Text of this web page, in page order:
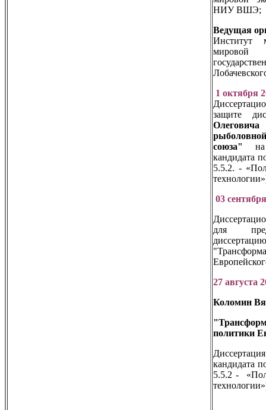
НИУ ВШЭ;
Ведущая
Институт
мировой
1 октября
защите
союза"
на
кандидата
5.5.2. -
03
для
27 августа
Коломин
политики
кандидата
5.5.2 -